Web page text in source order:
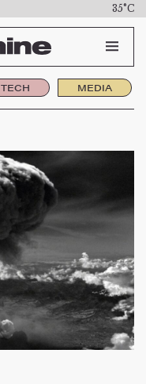
35°C
TECH MEDIA